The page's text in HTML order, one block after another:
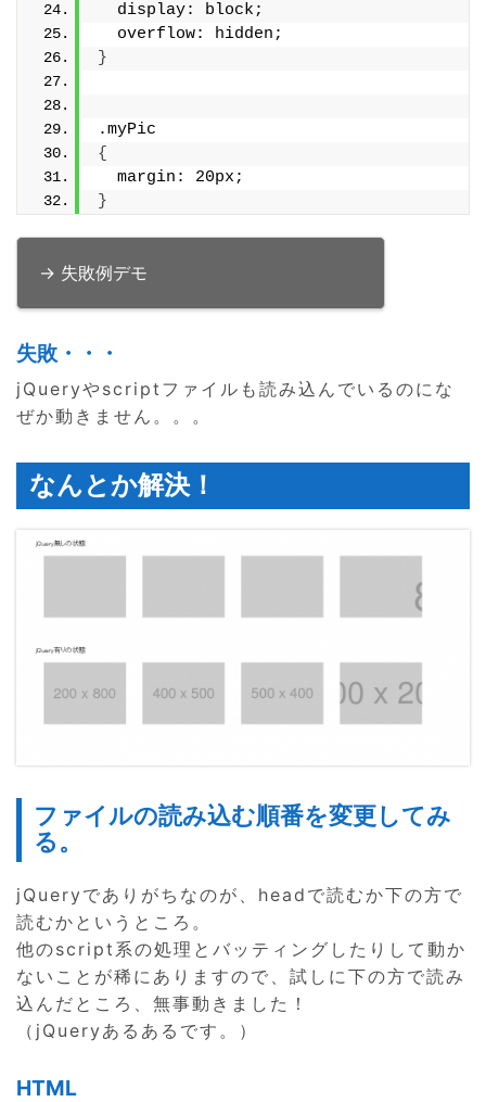
  display: block;
  overflow: hidden;
}
.myPic
{
  margin: 20px;
}
→ 失敗例デモ
失敗・・・
jQueryやscriptファイルも読み込んでいるのにな
ぜか動きません。。。
なんとか解決！
ファイルの読み込む順番を変更してみ
る。
jQueryでありがちなのが、headで読むか下の方で
読むかというところ。
他のscript系の処理とバッティングしたりして動か
ないことが稀にありますので、試しに下の方で読み
込んだところ、無事動きました！
（jQueryあるあるです。）
HTML